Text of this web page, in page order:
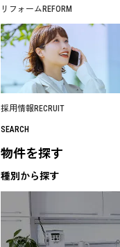
リフォーム REFORM
採用情報 RECRUIT
SEARCH
物件を探す
種別から探す